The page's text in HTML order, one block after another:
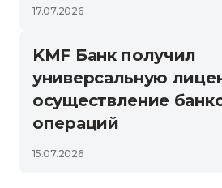
17.07.2026
KMF Банк получил
универсальную
осуществление
операций
15.07.2026